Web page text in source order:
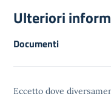
Ulteriori
Documenti
Eccetto dove